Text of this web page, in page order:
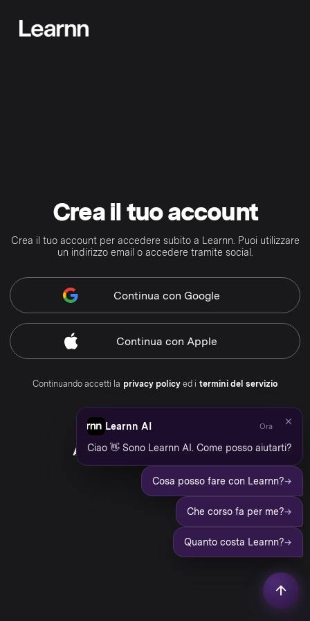
Crea il tuo account
Crea il tuo account per accedere subito a Learnn. Puoi utilizzare
un indirizzo email o accedere tramite social.
Continua con Google
Continua con Apple
Continuando accetti la privacy policy ed i termini del servizio
Accedi al tuo account Learnn
Learnn AI Ora
Ciao 👋 Sono Learnn AI. Come posso aiutarti?
Cosa posso fare con Learnn?→
Che corso fa per me?→
Quanto costa Learnn?→